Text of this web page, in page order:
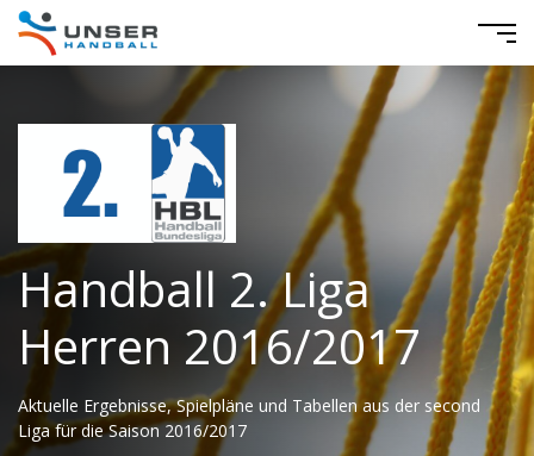
Handball 2. Liga
Herren 2016/2017
Aktuelle Ergebnisse, Spielpläne und Tabellen aus der second
Liga für die Saison 2016/2017